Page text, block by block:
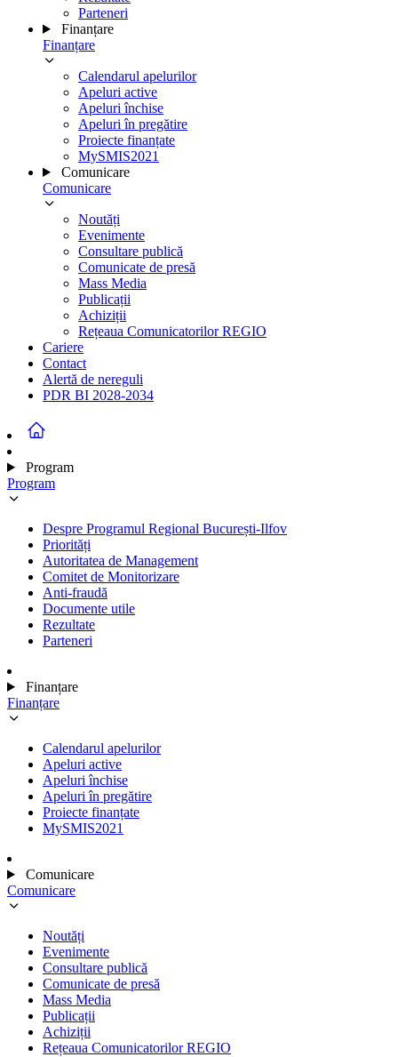
Parteneri
Finanțare
Finanțare
Calendarul apelurilor
Apeluri active
Apeluri închise
Apeluri în pregătire
Proiecte finanțate
MySMIS2021
Comunicare
Comunicare
Noutăți
Evenimente
Consultare publică
Comunicate de presă
Mass Media
Publicații
Achiziții
Rețeaua Comunicatorilor REGIO
Cariere
Contact
Alertă de nereguli
PDR BI 2028-2034
Program
Program
Despre Programul Regional București-Ilfov
Priorități
Autoritatea de Management
Comitet de Monitorizare
Anti-fraudă
Documente utile
Rezultate
Parteneri
Finanțare
Finanțare
Calendarul apelurilor
Apeluri active
Apeluri închise
Apeluri în pregătire
Proiecte finanțate
MySMIS2021
Comunicare
Comunicare
Noutăți
Evenimente
Consultare publică
Comunicate de presă
Mass Media
Publicații
Achiziții
Rețeaua Comunicatorilor REGIO